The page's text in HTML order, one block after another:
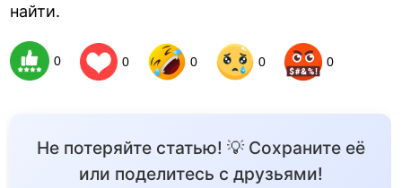
найти.
0 0 0 0 0
Не потеряйте статью! 💡 Сохраните её
или поделитесь с друзьями!